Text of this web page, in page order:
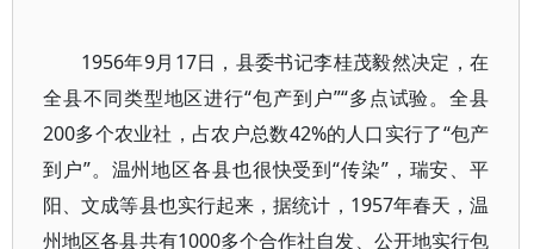
1956年9月17日，县委书记李桂茂毅然决定，在
全县不同类型地区进行“包产到户”“多点试验。全县
200多个农业社，占农户总数42%的人口实行了“包产
到户”。温州地区各县也很快受到“传染”，瑞安、平
阳、文成等县也实行起来，据统计，1957年春天，温
州地区各县共有1000多个合作社自发、公开地实行包